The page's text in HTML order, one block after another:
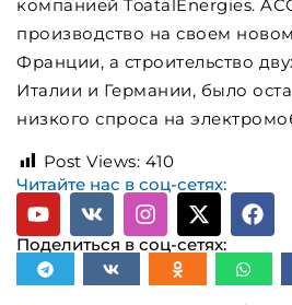
компанией ToatalEnergies.
производство на своем
Франции, а строительство
Италии и Германии, было
низкого спроса на
Post Views: 410
Читайте нас в соц-сетях:
Поделиться в соц-сетях: